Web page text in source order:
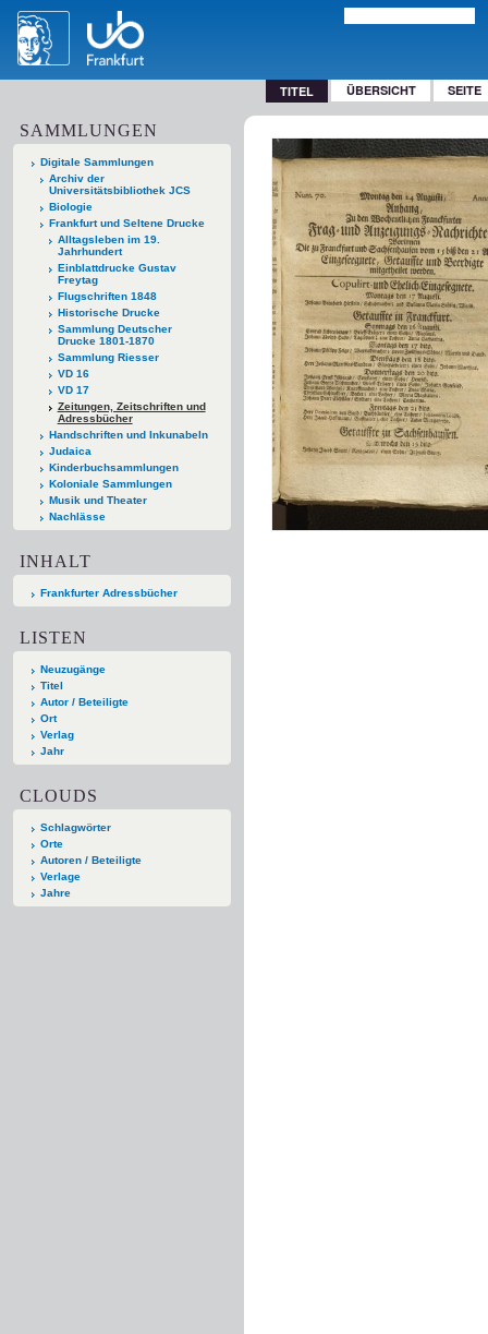
TITEL ÜBERSICHT SEITE
SAMMLUNGEN
Digitale Sammlungen
Archiv der
Universitätsbibliothek JCS
Biologie
Frankfurt und Seltene Drucke
Alltagsleben im 19.
Jahrhundert
Einblattdrucke Gustav
Freytag
Flugschriften 1848
Historische Drucke
Sammlung Deutscher
Drucke 1801-1870
Sammlung Riesser
VD 16
VD 17
Zeitungen, Zeitschriften und
Adressbücher
Handschriften und Inkunabeln
Judaica
Kinderbuchsammlungen
Koloniale Sammlungen
Musik und Theater
Nachlässe
INHALT
Frankfurter Adressbücher
LISTEN
Neuzugänge
Titel
Autor / Beteiligte
Ort
Verlag
Jahr
CLOUDS
Schlagwörter
Orte
Autoren / Beteiligte
Verlage
Jahre